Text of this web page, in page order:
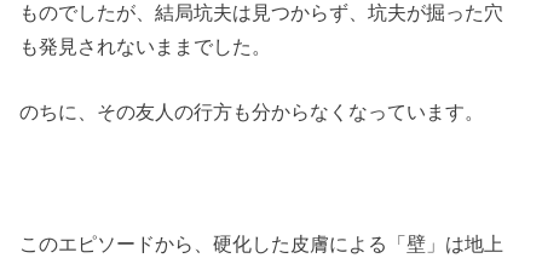
ものでしたが、結局坑夫は見つからず、坑夫が掘った穴
も発見されないままでした。
のちに、その友人の行方も分からなくなっています。
このエピソードから、硬化した皮膚による「壁」は地上